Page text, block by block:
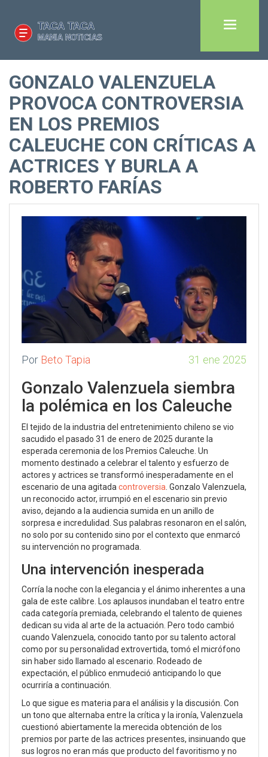
GONZALO VALENZUELA
PROVOCA CONTROVERSIA
EN LOS PREMIOS
CALEUCHE CON CRÍTICAS A
ACTRICES Y BURLA A
ROBERTO FARÍAS
Por Beto Tapia 31 ene 2025
Gonzalo Valenzuela siembra
la polémica en los Caleuche
El tejido de la industria del entretenimiento chileno se vio
sacudido el pasado 31 de enero de 2025 durante la
esperada ceremonia de los Premios Caleuche. Un
momento destinado a celebrar el talento y esfuerzo de
actores y actrices se transformó inesperadamente en el
escenario de una agitada controversia . Gonzalo Valenzuela,
un reconocido actor, irrumpió en el escenario sin previo
aviso, dejando a la audiencia sumida en un anillo de
sorpresa e incredulidad. Sus palabras resonaron en el salón,
no solo por su contenido sino por el contexto que enmarcó
su intervención no programada.
Una intervención inesperada
Corría la noche con la elegancia y el ánimo inherentes a una
gala de este calibre. Los aplausos inundaban el teatro entre
cada categoría premiada, celebrando el talento de quienes
dedican su vida al arte de la actuación. Pero todo cambió
cuando Valenzuela, conocido tanto por su talento actoral
como por su personalidad extrovertida, tomó el micrófono
sin haber sido llamado al escenario. Rodeado de
expectación, el público enmudeció anticipando lo que
ocurriría a continuación.
Lo que sigue es materia para el análisis y la discusión. Con
un tono que alternaba entre la crítica y la ironía, Valenzuela
cuestionó abiertamente la merecida obtención de los
premios por parte de las actrices presentes, insinuando que
sus logros no eran más que producto del favoritismo y no